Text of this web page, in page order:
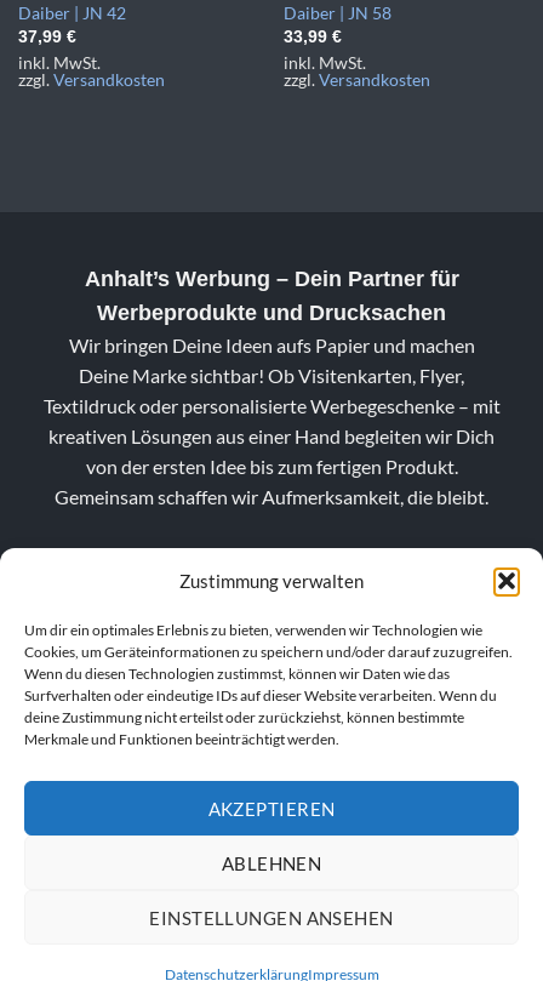
Zustimmung verwalten
Um dir ein optimales Erlebnis zu bieten, verwenden wir Technologien wie
Cookies, um Geräteinformationen zu speichern und/oder darauf zuzugreifen.
Wenn du diesen Technologien zustimmst, können wir Daten wie das
Surfverhalten oder eindeutige IDs auf dieser Website verarbeiten. Wenn du
deine Zustimmung nicht erteilst oder zurückziehst, können bestimmte
Merkmale und Funktionen beeinträchtigt werden.
AKZEPTIEREN
ABLEHNEN
EINSTELLUNGEN ANSEHEN
DatenschutzerklärungImpressum
Daiber | JN 42
37,99 €
inkl. MwSt.
zzgl.Versandkosten
Daiber | JN 58
33,99 €
inkl. MwSt.
zzgl.Versandkosten
Anhalt’s Werbung – Dein Partner für
Werbeprodukte und Drucksachen
Wir bringen Deine Ideen aufs Papier und machen
Deine Marke sichtbar! Ob Visitenkarten, Flyer,
Textildruck oder personalisierte Werbegeschenke – mit
kreativen Lösungen aus einer Hand begleiten wir Dich
von der ersten Idee bis zum fertigen Produkt.
Gemeinsam schaffen wir Aufmerksamkeit, die bleibt.